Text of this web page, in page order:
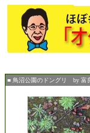
■ 鳥沼公園のドングリ by 富